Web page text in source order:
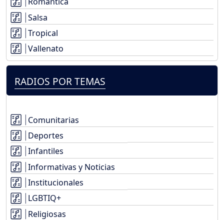
Salsa
Tropical
Vallenato
RADIOS POR TEMAS
Comunitarias
Deportes
Infantiles
Informativas y Noticias
Institucionales
LGBTIQ+
Religiosas